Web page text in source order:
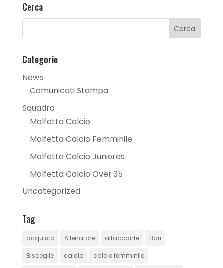
Cerca
Categorie
News
Comunicati Stampa
Squadra
Molfetta Calcio
Molfetta Calcio Femminile
Molfetta Calcio Juniores
Molfetta Calcio Over 35
Uncategorized
Tag
acquisto Allenatore attaccante Bari
Bisceglie calcio calcio femminile